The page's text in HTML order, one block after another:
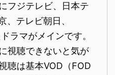
フジテレビ、日本テ
、テレビ朝日、
ラマがメインです。
視聴できないと気が
聴は基本VOD（FOD